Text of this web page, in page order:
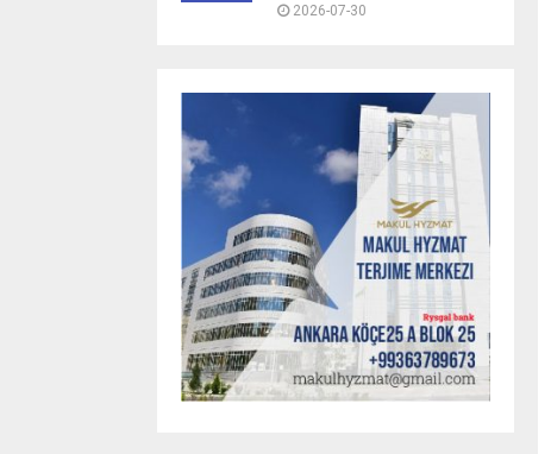
2026-07-30